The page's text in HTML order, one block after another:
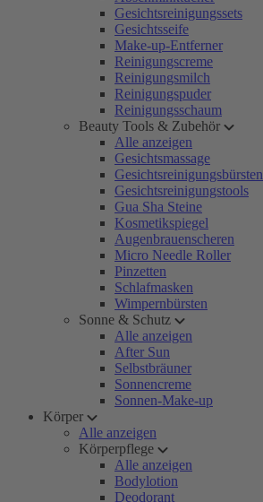
Gesichtsreinigungssets
Gesichtsseife
Make-up-Entferner
Reinigungscreme
Reinigungsmilch
Reinigungspuder
Reinigungsschaum
Beauty Tools & Zubehör
Alle anzeigen
Gesichtsmassage
Gesichtsreinigungsbürsten
Gesichtsreinigungstools
Gua Sha Steine
Kosmetikspiegel
Augenbrauenscheren
Micro Needle Roller
Pinzetten
Schlafmasken
Wimpernbürsten
Sonne & Schutz
Alle anzeigen
After Sun
Selbstbräuner
Sonnencreme
Sonnen-Make-up
Körper
Alle anzeigen
Körperpflege
Alle anzeigen
Bodylotion
Deodorant